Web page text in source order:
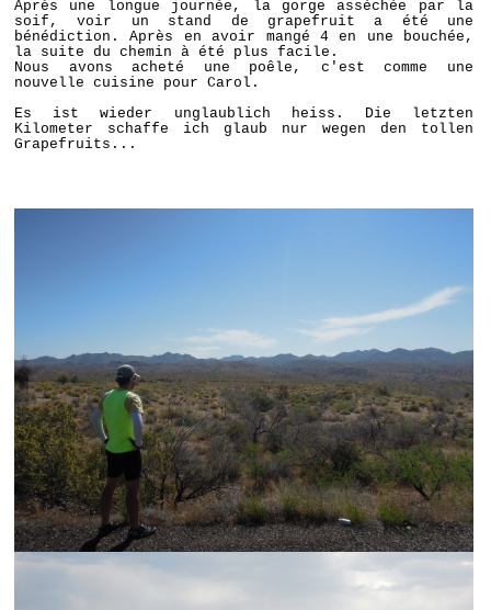
Après une longue journée, la gorge asséchée par la
soif, voir un stand de grapefruit a été une
bénédiction. Après en avoir mangé 4 en une bouchée,
la suite du chemin à été plus facile.
Nous avons acheté une poêle, c'est comme une
nouvelle cuisine pour Carol.
Es ist wieder unglaublich heiss. Die letzten
Kilometer schaffe ich glaub nur wegen den tollen
Grapefruits...